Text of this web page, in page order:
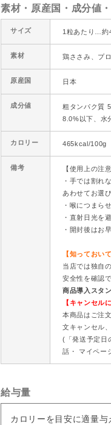
素材・原産国・成分値
サイズ 1粒あたり…約
素材 鶏ささみ、プ
原産国 日本
成分値
粗タンパク質
8.0%以下、水
カロリー 465kcal/100g
備考
【使用上の注意
・手では割れ
あわせてお選
・喉につまら
・直射日光を
・開封後はお
【知っておい
当店では独自
安全性を確認
商品導入スタ
【キャンセル
本商品はご注
文キャンセル
(「発送予定日
話・ マイペー
給与量
カロリーを目安に適量与